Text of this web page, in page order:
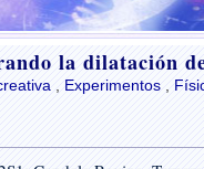
la dilatación
, Experimentos ,